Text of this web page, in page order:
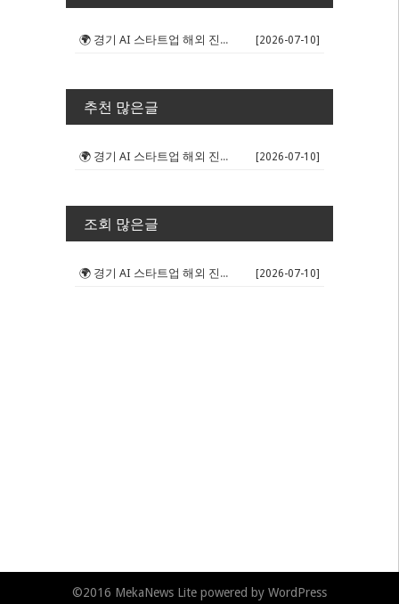
🌍 경기 AI 스타트업 해외 진출 판... [2026-07-10]
추천 많은글
🌍 경기 AI 스타트업 해외 진출 판... [2026-07-10]
조회 많은글
🌍 경기 AI 스타트업 해외 진출 판... [2026-07-10]
©2016 MekaNews Litepowered by WordPress